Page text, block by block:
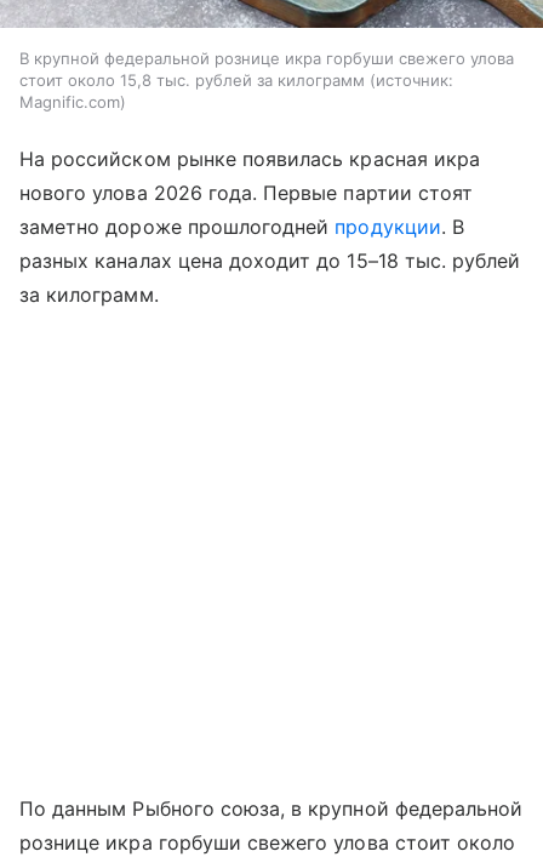
В крупной федеральной рознице икра горбуши свежего улова
стоит около 15,8 тыс. рублей за килограмм
источник:
Magnific.com
На российском рынке появилась красная икра
нового улова 2026 года. Первые партии стоят
заметно дороже прошлогодней продукции. В
разных каналах цена доходит до 15–18 тыс. рублей
за килограмм.
По данным Рыбного союза, в крупной федеральной
рознице икра горбуши свежего улова стоит около